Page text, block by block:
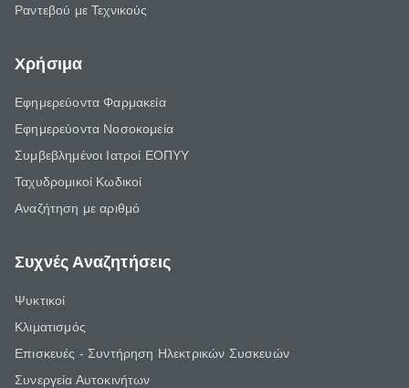
Ραντεβού με Τεχνικούς
Χρήσιμα
Εφημερεύοντα Φαρμακεία
Εφημερεύοντα Νοσοκομεία
Συμβεβλημένοι Ιατροί ΕΟΠΥΥ
Ταχυδρομικοί Κωδικοί
Αναζήτηση με αριθμό
Συχνές Αναζητήσεις
Ψυκτικοί
Κλιματισμός
Επισκευές - Συντήρηση Ηλεκτρικών Συσκευών
Συνεργεία Αυτοκινήτων